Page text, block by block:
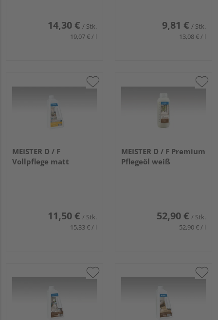
14,30 € / Stk.
19,07 € / l
9,81 € / Stk.
13,08 € / l
MEISTER D / F
Vollpflege matt
11,50 € / Stk.
15,33 € / l
MEISTER D / F Premium
Pflegeöl weiß
52,90 € / Stk.
52,90 € / l